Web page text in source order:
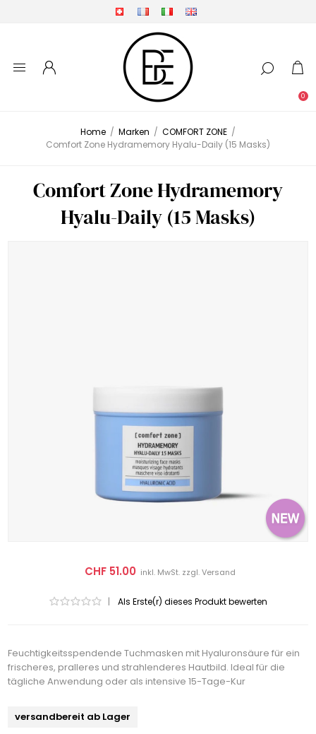
0
Home / Marken / COMFORT ZONE /
Comfort Zone Hydramemory Hyalu-Daily (15 Masks)
Comfort Zone Hydramemory
Hyalu-Daily (15 Masks)
CHF 51.00 inkl. MwSt. zzgl.Versand
| Als Erste(r) dieses Produkt bewerten
Feuchtigkeitsspendende Tuchmasken mit Hyaluronsäure für ein
frischeres, pralleres und strahlenderes Hautbild. Ideal für die
tägliche Anwendung oder als intensive 15-Tage-Kur
versandbereit ab Lager